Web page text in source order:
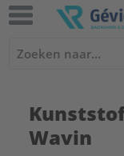
Wavin